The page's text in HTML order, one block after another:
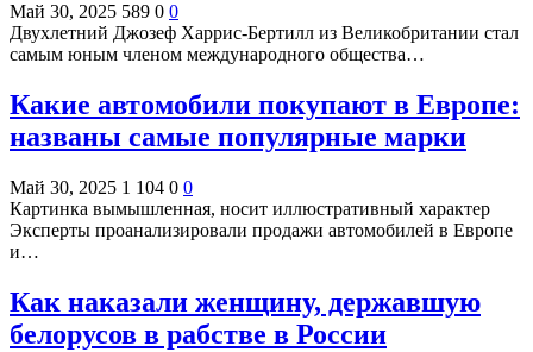
Май 30, 2025 589 0 0
Двухлетний Джозеф Харрис-Бертилл из Великобритании стал
самым юным членом международного общества…
Какие автомобили покупают в Европе:
названы самые популярные марки
Май 30, 2025 1 104 0 0
Картинка вымышленная, носит иллюстративный характер
Эксперты проанализировали продажи автомобилей в Европе
и…
Как наказали женщину, державшую
белорусов в рабстве в России